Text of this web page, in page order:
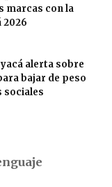
marcas con la
2026
alerta sobre
bajar de peso
sociales